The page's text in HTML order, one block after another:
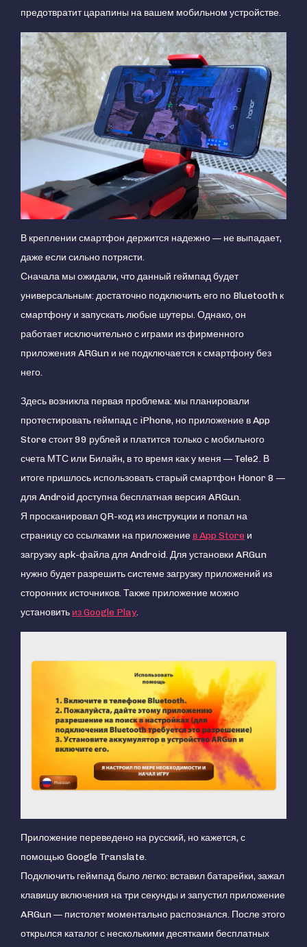
предотвратит царапины на вашем мобильном устройстве.
В креплении смартфон держится надежно — не выпадает,
даже если сильно потрясти.
Сначала мы ожидали, что данный геймпад будет
универсальным: достаточно подключить его по Bluetooth к
смартфону и запускать любые шутеры. Однако, он
работает исключительно с играми из фирменного
приложения ARGun и не подключается к смартфону без
него.
Здесь возникла первая проблема: мы планировали
протестировать геймпад с iPhone, но приложение в App
Store стоит 99 рублей и платится только с мобильного
счета МТС или Билайн, в то время как у меня — Tele2. В
итоге пришлось использовать старый смартфон Honor 8 —
для Android доступна бесплатная версия ARGun.
Я просканировал QR-код из инструкции и попал на
страницу со ссылками на приложение в App Store и
загрузку apk-файла для Android. Для установки ARGun
нужно будет разрешить системе загрузку приложений из
сторонних источников. Также приложение можно
установить из Google Play.
Приложение переведено на русский, но кажется, с
помощью Google Translate.
Подключить геймпад было легко: вставил батарейки, зажал
клавишу включения на три секунды и запустил приложение
ARGun — пистолет моментально распознался. После этого
открылся каталог с несколькими десятками бесплатных